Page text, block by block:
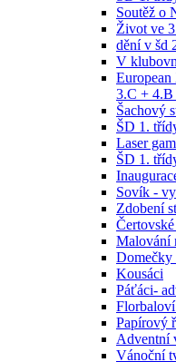
Soutěž o
Život ve
dění v šd
V
European
3.C + 4.B
Šachový
ŠD 1.
Laser
ŠD 1.
Sovík -
Zdobení
Malování
Domečky
Kousáci
Páťáci-
Papírový
Adventní
Vánoční